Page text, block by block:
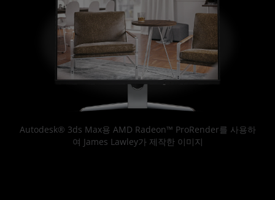
Autodesk® 3ds Max용 AMD Radeon™ ProRender를 사용하
여 James Lawley가 제작한 이미지